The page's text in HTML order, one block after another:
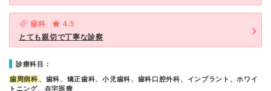
歯科
4.5
とても親切で丁寧な診察
診療科目：
歯周病科 、歯科、矯正歯科、小児歯科、歯科口腔外科、インプラント、ホワイ
トニング、在宅医療